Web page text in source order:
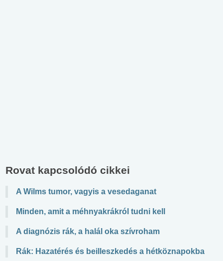
Rovat kapcsolódó cikkei
A Wilms tumor, vagyis a vesedaganat
Minden, amit a méhnyakrákról tudni kell
A diagnózis rák, a halál oka szívroham
Rák: Hazatérés és beilleszkedés a hétköznapokba